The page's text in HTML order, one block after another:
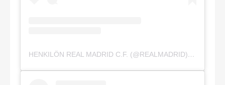
HENKILÖN REAL MADRID C.F. (@REALMADRID) JAKAMA JULKAISU